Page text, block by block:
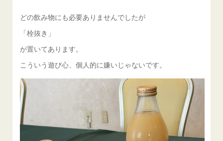
どの飲み物にも必要ありませんでしたが
「栓抜き」
が置いてあります。
こういう遊び心、個人的に嫌いじゃないです。